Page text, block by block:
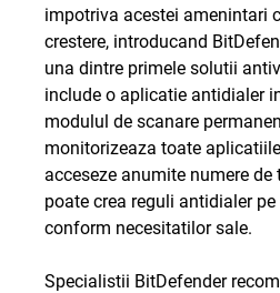
impotriva acestei amenintari
crestere, introducand
una dintre primele solutii
include o aplicatie antidialer
modulul de scanare
monitorizeaza toate
acceseze anumite numere
poate crea reguli antidialer
conform necesitatilor sale.
Specialistii BitDefender